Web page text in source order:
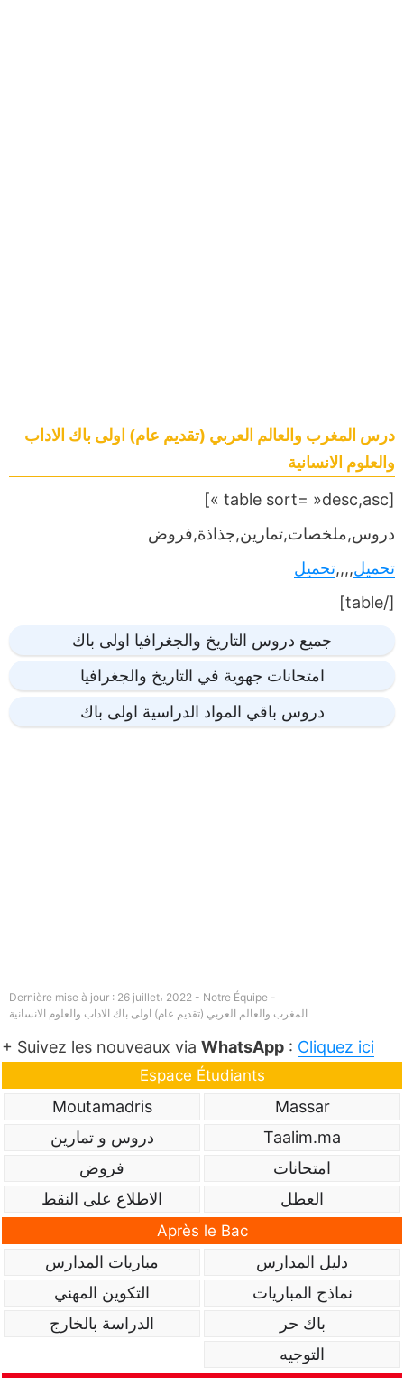
درس المغرب والعالم العربي (تقديم عام) اولى باك الاداب
والعلوم الانسانية
[table sort= »desc,asc »]
دروس,ملخصات,تمارين,جذاذة,فروض
تحميل,,,,تحميل
[/table]
جميع دروس التاريخ والجغرافيا اولى باك
امتحانات جهوية في التاريخ والجغرافيا
دروس باقي المواد الدراسية اولى باك
Dernière mise à jour : 26 juillet، 2022 - Notre Équipe -
المغرب والعالم العربي (تقديم عام) اولى باك الاداب والعلوم الانسانية
+ Suivez les nouveaux via WhatsApp : Cliquez ici
Espace Étudiants
Massar
Moutamadris
Taalim.ma
دروس و تمارين
امتحانات
فروض
العطل
الاطلاع على النقط
Après le Bac
دليل المدارس
مباريات المدارس
نماذج المباريات
التكوين المهني
باك حر
الدراسة بالخارج
التوجيه